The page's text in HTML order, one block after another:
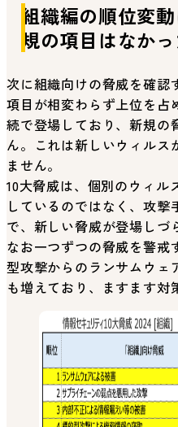
組織編の順位変
規の項目はなか
次に組織向けの脅威を確認
項目が相変わらず上位を占
続で登場しており、新規の
ん。これは新しいウィルス
ません。
10大脅威は、個別のウィル
しているのではなく、攻
で、新しい脅威が登場しづ
なお一つずつの脅威を警戒
型攻撃からのランサムウェ
も増えており、ますます対